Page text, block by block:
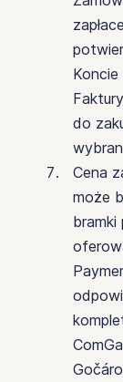
do
Cena
może
bramki